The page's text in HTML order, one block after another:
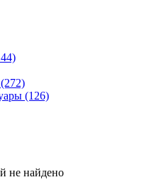
(272)
(126)
не найдено